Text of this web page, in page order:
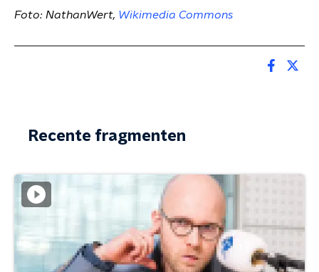
Foto: NathanWert, Wikimedia Commons
Recente fragmenten